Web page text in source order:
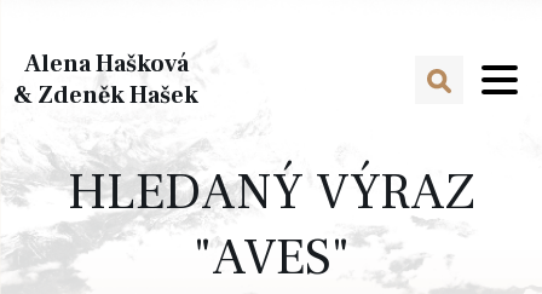
Alena Hašková
& Zdeněk Hašek
HLEDANÝ VÝRAZ
"AVES"